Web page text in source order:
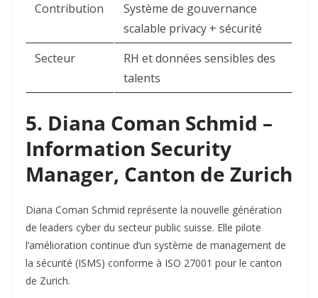
Contribution
Système de gouvernance
scalable privacy + sécurité ​
Secteur
RH et données sensibles des
talents ​
5. Diana Coman Schmid –
Information Security
Manager, Canton de Zurich
Diana Coman Schmid représente la nouvelle génération
de leaders cyber du secteur public suisse. Elle pilote
l’amélioration continue d’un système de management de
la sécurité (ISMS) conforme à ISO 27001 pour le canton
de Zurich.​